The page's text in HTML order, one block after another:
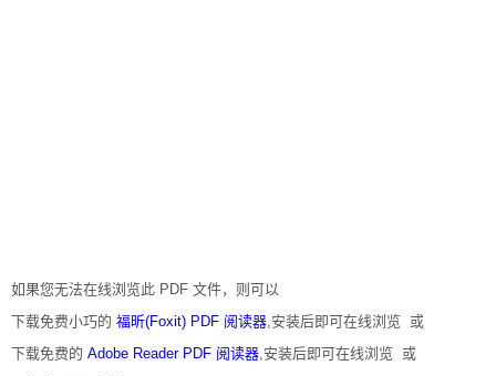
如果您无法在线浏览此 PDF 文件，则可以
下载免费小巧的 福昕(Foxit) PDF 阅读器,安装后即可在线浏览 或
下载免费的 Adobe Reader PDF 阅读器,安装后即可在线浏览 或